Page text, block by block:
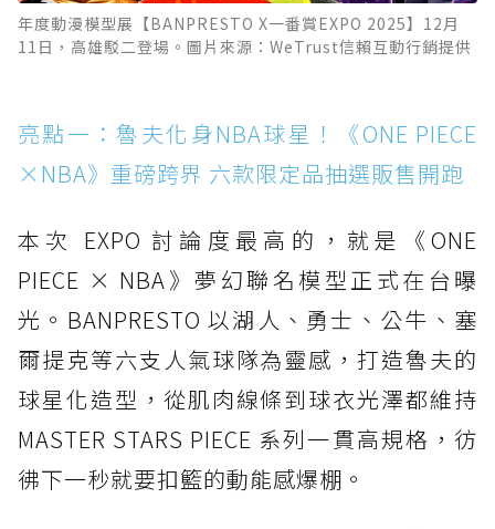
年度動漫模型展【BANPRESTO X一番賞EXPO 2025】12月
11日，高雄駁二登場。圖片來源：WeTrust信賴互動行銷提供
亮點一：魯夫化身NBA球星！《ONE PIECE
×NBA》重磅跨界 六款限定品抽選販售開跑
本次 EXPO 討論度最高的，就是《ONE
PIECE × NBA》夢幻聯名模型正式在台曝
光。BANPRESTO 以湖人、勇士、公牛、塞
爾提克等六支人氣球隊為靈感，打造魯夫的
球星化造型，從肌肉線條到球衣光澤都維持
MASTER STARS PIECE 系列一貫高規格，彷
彿下一秒就要扣籃的動能感爆棚。